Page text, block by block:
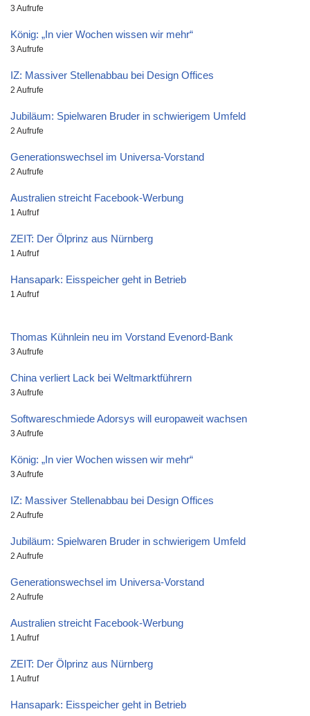
3 Aufrufe
König: „In vier Wochen wissen wir mehr“
3 Aufrufe
IZ: Massiver Stellenabbau bei Design Offices
2 Aufrufe
Jubiläum: Spielwaren Bruder in schwierigem Umfeld
2 Aufrufe
Generationswechsel im Universa-Vorstand
2 Aufrufe
Australien streicht Facebook-Werbung
1 Aufruf
ZEIT: Der Ölprinz aus Nürnberg
1 Aufruf
Hansapark: Eisspeicher geht in Betrieb
1 Aufruf
Thomas Kühnlein neu im Vorstand Evenord-Bank
3 Aufrufe
China verliert Lack bei Weltmarktführern
3 Aufrufe
Softwareschmiede Adorsys will europaweit wachsen
3 Aufrufe
König: „In vier Wochen wissen wir mehr“
3 Aufrufe
IZ: Massiver Stellenabbau bei Design Offices
2 Aufrufe
Jubiläum: Spielwaren Bruder in schwierigem Umfeld
2 Aufrufe
Generationswechsel im Universa-Vorstand
2 Aufrufe
Australien streicht Facebook-Werbung
1 Aufruf
ZEIT: Der Ölprinz aus Nürnberg
1 Aufruf
Hansapark: Eisspeicher geht in Betrieb